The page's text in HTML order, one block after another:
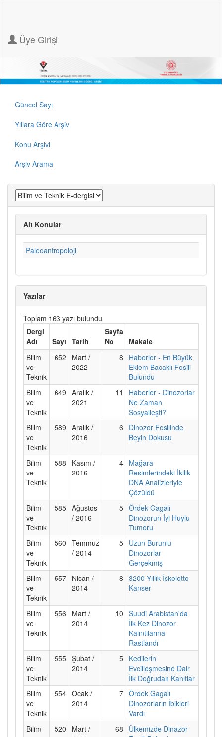
Üye Girişi
Güncel Sayı
Yıllara Göre Arşiv
Konu Arşivi
Arşiv Arama
Alt Konular
Paleoantropoloji
Yazılar
Toplam 163 yazı bulundu
Dergi
Adı
Sayı Tarih
Sayfa
No
Makale
Bilim
ve
Teknik
652
Mart /
2022
8
Haberler - En Büyük
Eklem Bacaklı Fosili
Bulundu
Bilim
ve
Teknik
649 Aralık /
2021
11
Haberler - Dinozorlar
Ne Zaman
Sosyalleşti?
Bilim
ve
Teknik
589 Aralık /
2016
6
Dinozor Fosilinde
Beyin Dokusu
Bilim
ve
Teknik
588
Kasım /
2016
4 Mağara
Resimlerindeki İkilik
DNA Analizleriyle
Çözüldü
Bilim
ve
Teknik
585 Ağustos
/ 2016
5 Ördek Gagalı
Dinozorun İyi Huylu
Tümörü
Bilim
ve
Teknik
560 Temmuz
/ 2014
5 Uzun Burunlu
Dinozorlar
Gerçekmiş
Bilim
ve
Teknik
557 Nisan /
2014
8 3200 Yıllık İskelette
Kanser
Bilim
ve
Teknik
556
Mart /
2014
10 Suudi Arabistan'da
İlk Kez Dinozor
Kalıntılarına
Rastlandı
Bilim
ve
Teknik
555 Şubat /
2014
5 Kedilerin
Evcilleşmesine Dair
İlk Doğrudan Kanıtlar
Bilim
ve
Teknik
554 Ocak /
2014
7 Ördek Gagalı
Dinozorların İbikleri
Vardı
Bilim
520
Mart /
68
Ülkemizde Dinazor